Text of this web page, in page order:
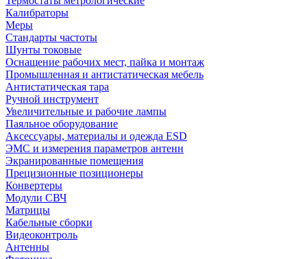
Калибраторы
Меры
Стандарты частоты
Шунты токовые
Оснащение рабочих мест, пайка и монтаж
Промышленная и антистатическая мебель
Антистатическая тара
Ручной инструмент
Увеличительные и рабочие лампы
Паяльное оборудование
Аксессуары, материалы и одежда ESD
ЭМС и измерения параметров антенн
Экранированные помещения
Прецизионные позиционеры
Конвертеры
Модули СВЧ
Матрицы
Кабельные сборки
Видеоконтроль
Антенны